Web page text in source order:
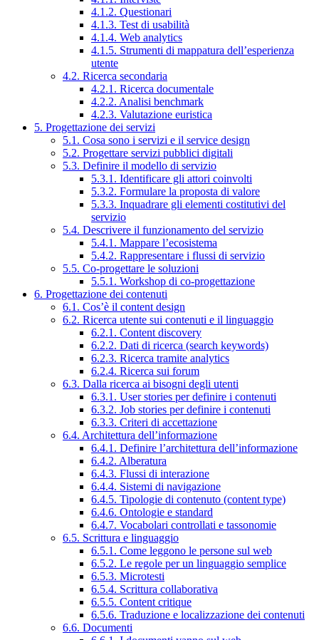
4.1.2. Questionari
4.1.3. Test di usabilità
4.1.4. Web analytics
4.1.5. Strumenti di mappatura dell’esperienza
utente
4.2. Ricerca secondaria
4.2.1. Ricerca documentale
4.2.2. Analisi benchmark
4.2.3. Valutazione euristica
5. Progettazione dei servizi
5.1. Cosa sono i servizi e il service design
5.2. Progettare servizi pubblici digitali
5.3. Definire il modello di servizio
5.3.1. Identificare gli attori coinvolti
5.3.2. Formulare la proposta di valore
5.3.3. Inquadrare gli elementi costitutivi del
servizio
5.4. Descrivere il funzionamento del servizio
5.4.1. Mappare l’ecosistema
5.4.2. Rappresentare i flussi di servizio
5.5. Co-progettare le soluzioni
5.5.1. Workshop di co-progettazione
6. Progettazione dei contenuti
6.1. Cos’è il content design
6.2. Ricerca utente sui contenuti e il linguaggio
6.2.1. Content discovery
6.2.2. Dati di ricerca (search keywords)
6.2.3. Ricerca tramite analytics
6.2.4. Ricerca sui forum
6.3. Dalla ricerca ai bisogni degli utenti
6.3.1. User stories per definire i contenuti
6.3.2. Job stories per definire i contenuti
6.3.3. Criteri di accettazione
6.4. Architettura dell’informazione
6.4.1. Definire l’architettura dell’informazione
6.4.2. Alberatura
6.4.3. Flussi di interazione
6.4.4. Sistemi di navigazione
6.4.5. Tipologie di contenuto (content type)
6.4.6. Ontologie e standard
6.4.7. Vocabolari controllati e tassonomie
6.5. Scrittura e linguaggio
6.5.1. Come leggono le persone sul web
6.5.2. Le regole per un linguaggio semplice
6.5.3. Microtesti
6.5.4. Scrittura collaborativa
6.5.5. Content critique
6.5.6. Traduzione e localizzazione dei contenuti
6.6. Documenti